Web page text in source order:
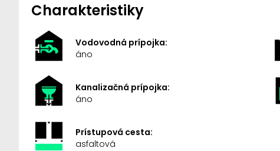
Charakteristiky
Vodovodná prípojka:
áno
Kanalizačná prípojka:
áno
Prístupová cesta:
asfaltová